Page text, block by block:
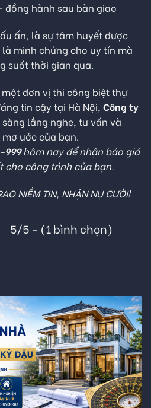
đồng hành sau bàn giao
ấn, là sự tâm huyết được
minh chứng cho uy tín mà
suốt thời gian qua.
đơn vị thi công biệt thự
tin cậy tại Hà Nội, Công ty
sàng lắng nghe, tư vấn và
ước của bạn.
999hôm nay để nhận báo giá
cho công trình của bạn.
NIỀM TIN, NHẬN NỤ CƯỜI!
5/5 - (1 bình chọn)